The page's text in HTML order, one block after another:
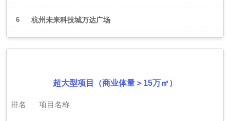
6 杭州未来科技城万达广场
超大型项目（商业体量＞15万㎡）
排名 项目名称